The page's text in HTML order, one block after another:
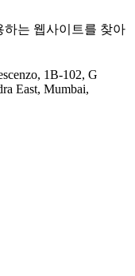
하는 웹사이트를 찾아
1B-102, G
East, Mumbai,